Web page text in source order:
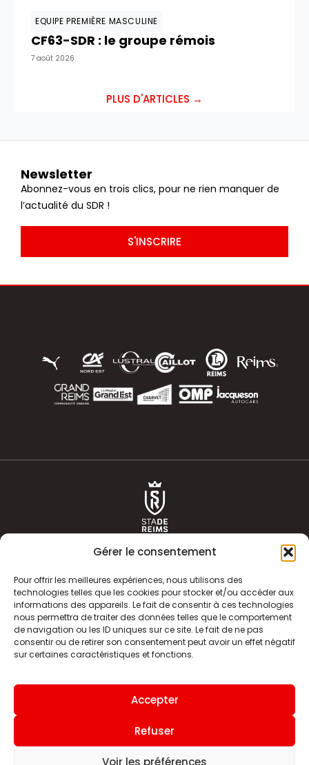
Gérer le consentement
Pour offrir les meilleures expériences, nous utilisons des
technologies telles que les cookies pour stocker et/ou accéder aux
informations des appareils. Le fait de consentir à ces technologies
nous permettra de traiter des données telles que le comportement
de navigation ou les ID uniques sur ce site. Le fait de ne pas
consentir ou de retirer son consentement peut avoir un effet négatif
sur certaines caractéristiques et fonctions.
Accepter
Refuser
Voir les préférences
EQUIPE PREMIÈRE MASCULINE
CF63-SDR : le groupe rémois
7 août 2026
PLUS D'ARTICLES →
Newsletter
Abonnez-vous en trois clics, pour ne rien manquer de
l’actualité du SDR !
S'INSCRIRE
ACTUALITÉS
CLUB
BOUTIQUE
HISTOIRE
ÉQUIPE PREMIERE
INFOS ET CONTACT